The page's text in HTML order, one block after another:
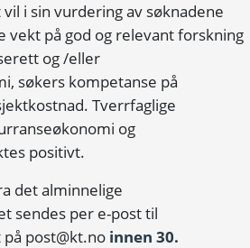
i sin vurdering av søknadene
vekt på god og relevant forskning
og /eller
søkers kompetanse på
Tverrfaglige
og
positivt.
det alminnelige
sendes per e-post til
post@kt.no innen 30.